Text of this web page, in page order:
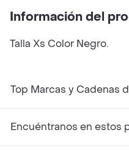
Información del
Talla Xs Color Negro.
Top Marcas y Cadenas
Encuéntranos en estos